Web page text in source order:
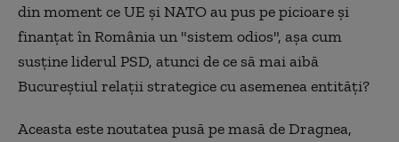
din moment ce UE şi NATO au pus pe picioare şi
finanţat în România un "sistem odios", aşa cum
susţine liderul PSD, atunci de ce să mai aibă
Bucureştiul relaţii strategice cu asemenea entităţi?
Aceasta este noutatea pusă pe masă de Dragnea,